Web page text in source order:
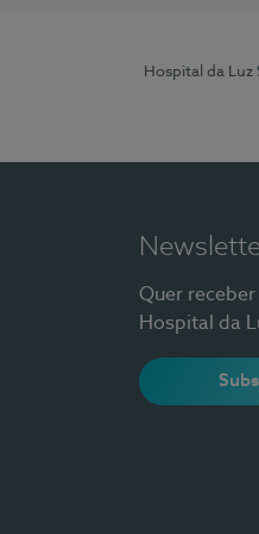
Hospital da Luz
Quer
Hospital da